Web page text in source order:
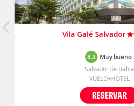
Vila Galé Salvador
8.3 Muy bueno
Salvador de Bahia
VUELO+HOTEL
RESERVAR